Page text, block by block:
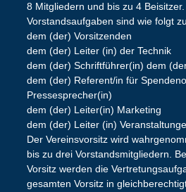
8 Mitgliedern und bis zu 4
Vorstandsaufgaben sind wie folgt
dem (der) Vorsitzenden
dem (der) Leiter (in) der Technik
dem (der) Schriftführer(in) dem
dem (der) Referent/in für
Pressesprecher(in)
dem (der) Leiter(in) Marketing
dem (der) Leiter (in)
Der Vereinsvorsitz wird
bis zu drei Vorstandsmitgliedern.
Vorsitz werden die
gesamten Vorsitz in